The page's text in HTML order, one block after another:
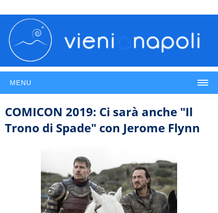
MENU
COMICON 2019: Ci sarà anche "Il
Trono di Spade" con Jerome Flynn